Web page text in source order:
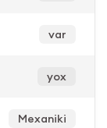
var
yox
Mexaniki